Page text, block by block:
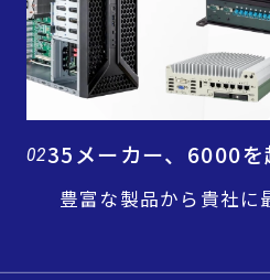
0235メーカー、6000を
豊富な製品から貴社に